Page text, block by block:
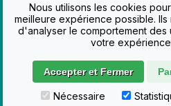
ColopMini Dateur
S160
2 lignes max.
Nous utilisons les cookies
meilleure expérience possible.
d'analyser le comportement des
votre
Accepter et Fermer
Nécessaire